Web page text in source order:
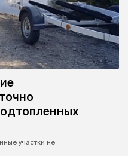
участки не